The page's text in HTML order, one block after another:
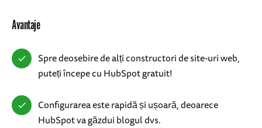
Avantaje
Spre deosebire de alți constructori de site-uri web,
puteți începe cu HubSpot gratuit!
Configurarea este rapidă și ușoară, deoarece
HubSpot va găzdui blogul dvs.